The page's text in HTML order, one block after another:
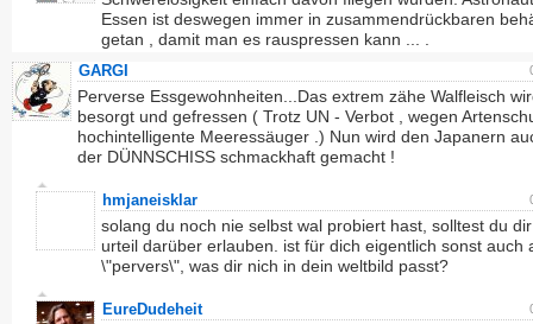
Essen ist deswegen immer in zusammendrückbaren
getan , damit man es rauspressen kann ... .
GARGI
Perverse Essgewohnheiten...Das extrem zähe Walfleisch
besorgt und gefressen ( Trotz UN - Verbot , wegen
hochintelligente Meeressäuger .) Nun wird den Japanern
der DÜNNSCHISS schmackhaft gemacht !
hmjaneisklar
solang du noch nie selbst wal probiert hast, solltest du
urteil darüber erlauben. ist für dich eigentlich sonst auch
\"pervers\", was dir nich in dein weltbild passt?
EureDudeheit